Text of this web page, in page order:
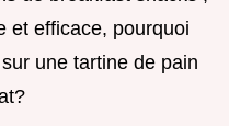
et efficace, pourquoi
une tartine de pain